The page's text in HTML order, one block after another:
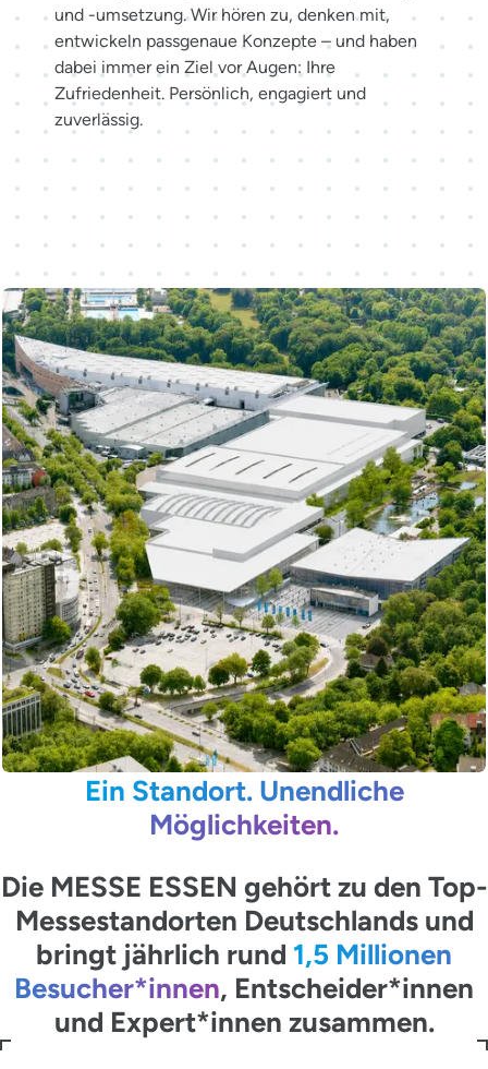
und -umsetzung. Wir hören zu, denken mit,
entwickeln passgenaue Konzepte – und haben
dabei immer ein Ziel vor Augen: Ihre
Zufriedenheit. Persönlich, engagiert und
zuverlässig.
Ein Standort. Unendliche
Möglichkeiten.
Die MESSE ESSEN gehört zu den Top-
Messestandorten Deutschlands und
bringt jährlich rund 1,5 Millionen
Besucher*innen, Entscheider*innen
und Expert*innen zusammen.